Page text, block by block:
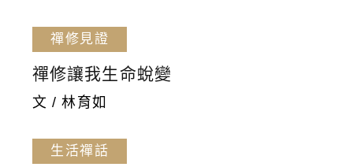
禪修見證
禪修讓我生命蛻變
文 / 林育如
生活禪話